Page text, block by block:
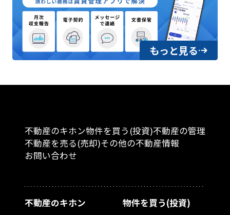
もっと見る
不動産のキホン物件を買う(投資)不動産の管理
不動産を売る(売却)その他の不動産情報
お問い合わせ
不動産のキホン
物件を買う(投資)